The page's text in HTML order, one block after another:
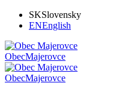
SKSlovensky
ENEnglish
ObecMajerovce
ObecMajerovce